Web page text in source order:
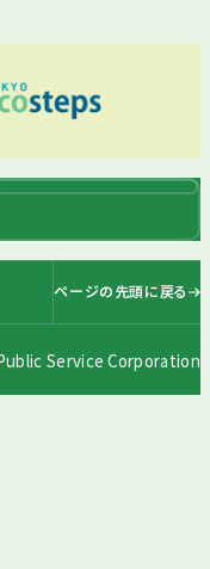
ページの先頭に戻る
Service Corporation